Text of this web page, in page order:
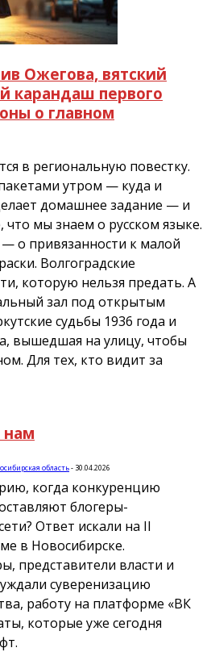
Ожегова, вятский
карандаш первого
о главном
в региональную повестку.
утром — куда и
домашнее задание — и
что мы знаем о русском языке.
о привязанности к малой
Волгоградские
которую нельзя предать. А
зал под открытым
судьбы 1936 года и
вышедшая на улицу, чтобы
Для тех, кто видит за
нам
область- 30.04.2026
когда конкуренцию
блогеры-
Ответ искали на II
в Новосибирске.
представители власти и
суверенизацию
работу на платформе «ВК
которые уже сегодня